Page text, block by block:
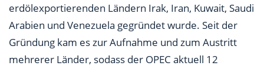
erdölexportierenden Ländern Irak, Iran, Kuwait, Saudi
Arabien und Venezuela gegründet wurde. Seit der
Gründung kam es zur Aufnahme und zum Austritt
mehrerer Länder, sodass der OPEC aktuell 12